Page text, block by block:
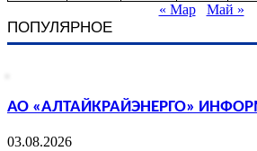
« Мар
Май »
ПОПУЛЯРНОЕ
АО «АЛТАЙКРАЙЭНЕРГО»
03.08.2026